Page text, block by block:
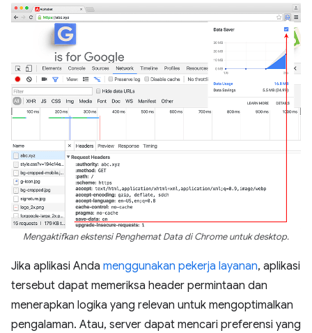
Mengaktifkan ekstensi Penghemat Data di Chrome untuk desktop.
Jika aplikasi Anda menggunakan pekerja layanan, aplikasi
tersebut dapat memeriksa header permintaan dan
menerapkan logika yang relevan untuk mengoptimalkan
pengalaman. Atau, server dapat mencari preferensi yang